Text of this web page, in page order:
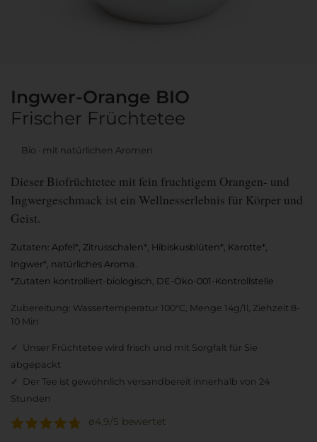
Ingwer-Orange BIO
Frischer Früchtetee
Bio mit natürlichen Aromen
Dieser Biofrüchtetee mit fein fruchtigem Orangen- und
Ingwergeschmack ist ein Wellnesserlebnis für Körper und
Geist.
Zutaten: Apfel*, Zitrusschalen*, Hibiskusblüten*, Karotte*,
Ingwer*, natürliches Aroma.
*Zutaten kontrolliert-biologisch, DE-Öko-001-Kontrollstelle
Zubereitung: Wassertemperatur 100°C, Menge 14g/1l, Ziehzeit 8-
10 Min
Unser Früchtetee wird frisch und mit Sorgfalt für Sie
abgepackt
Der Tee ist gewöhnlich versandbereit innerhalb von 24
Stunden
ø4,9/5 bewertet